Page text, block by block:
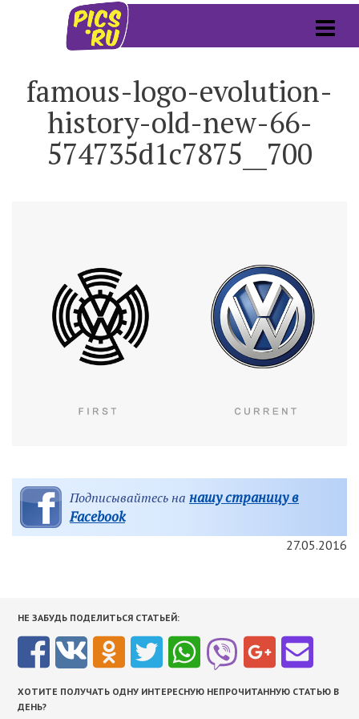
famous-logo-evolution-
history-old-new-66-
574735d1c7875__700
Подписывайтесь на нашу страницу в
Facebook
27.05.2016
НЕ ЗАБУДЬ ПОДЕЛИТЬСЯ СТАТЬЕЙ:
ХОТИТЕ ПОЛУЧАТЬ ОДНУ ИНТЕРЕСНУЮ НЕПРОЧИТАННУЮ СТАТЬЮ В
ДЕНЬ?